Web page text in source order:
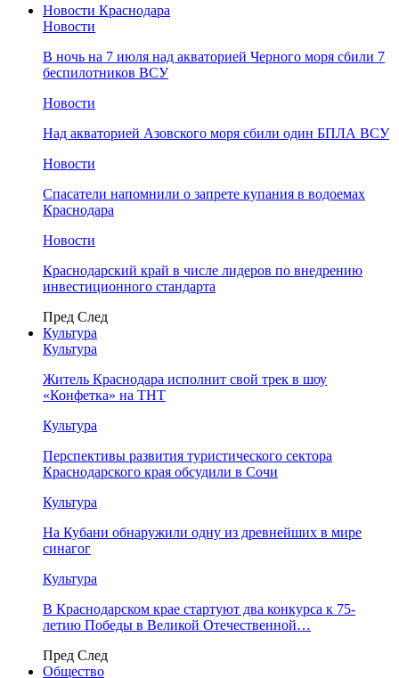
Новости Краснодара
Новости
В ночь на 7 июля над акваторией Черного моря сбили 7
беспилотников ВСУ
Новости
Над акваторией Азовского моря сбили один БПЛА ВСУ
Новости
Спасатели напомнили о запрете купания в водоемах
Краснодара
Новости
Краснодарский край в числе лидеров по внедрению
инвестиционного стандарта
Пред След
Культура
Культура
Житель Краснодара исполнит свой трек в шоу
«Конфетка» на ТНТ
Культура
Перспективы развития туристического сектора
Краснодарского края обсудили в Сочи
Культура
На Кубани обнаружили одну из древнейших в мире
синагог
Культура
В Краснодарском крае стартуют два конкурса к 75-
летию Победы в Великой Отечественной…
Пред След
Общество